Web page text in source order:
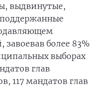
выдвинутые,
более 83%
выборах
глав
117 мандатов глав